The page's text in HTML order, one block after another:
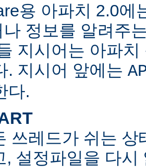
용 아파치 2.0에
나 정보를 알려주
지시어는 아파
. 지시어 앞에는
다.
쓰레드가 쉬는
, 설정파일을 다